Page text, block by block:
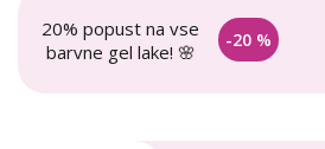
20% popust na vse
barvne gel lake! 🌸
-20 %